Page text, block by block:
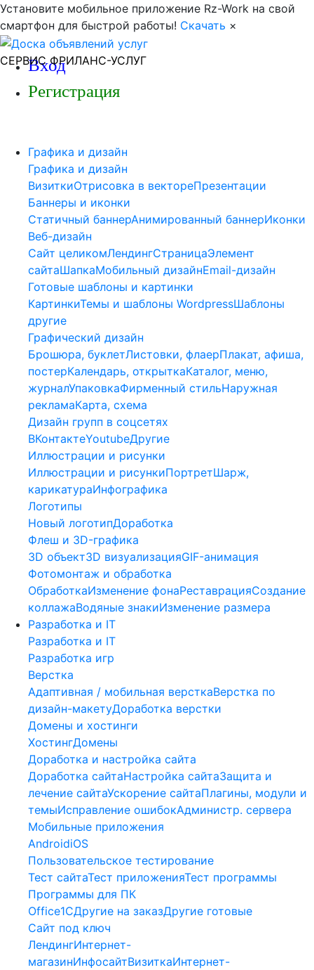
Установите мобильное приложение Rz-Work на свой
смартфон для быстрой работы! Скачать ×
СЕРВИС ФРИЛАНС-УСЛУГ
Вход
Регистрация
Графика и дизайн
Графика и дизайн
ВизиткиОтрисовка в вектореПрезентации
Баннеры и иконки
Статичный баннерАнимированный баннерИконки
Веб-дизайн
Сайт целикомЛендингСтраницаЭлемент
сайтаШапкаМобильный дизайнEmail-дизайн
Готовые шаблоны и картинки
КартинкиТемы и шаблоны WordpressШаблоны
другие
Графический дизайн
Брошюра, буклетЛистовки, флаерПлакат, афиша,
постерКалендарь, открыткаКаталог, меню,
журналУпаковкаФирменный стильНаружная
рекламаКарта, схема
Дизайн групп в соцсетях
ВКонтактеYoutubeДругие
Иллюстрации и рисунки
Иллюстрации и рисункиПортретШарж,
карикатураИнфографика
Логотипы
Новый логотипДоработка
Флеш и 3D-графика
3D объект3D визуализацияGIF-анимация
Фотомонтаж и обработка
ОбработкаИзменение фонаРеставрацияСоздание
коллажаВодяные знакиИзменение размера
Разработка и IT
Разработка и IT
Разработка игр
Верстка
Адаптивная / мобильная версткаВерстка по
дизайн-макетуДоработка верстки
Домены и хостинги
ХостингДомены
Доработка и настройка сайта
Доработка сайтаНастройка сайтаЗащита и
лечение сайтаУскорение сайтаПлагины, модули и
темыИсправление ошибокАдминистр. сервера
Мобильные приложения
AndroidiOS
Пользовательское тестирование
Тест сайтаТест приложенияТест программы
Программы для ПК
Office1СДругие на заказДругие готовые
Сайт под ключ
ЛендингИнтернет-
магазинИнфосайтВизиткаИнтернет-